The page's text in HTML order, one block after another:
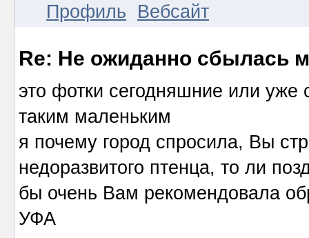
Профиль
Вебсайт
Re: Не ожиданно сбылась
это фотки сегодняшние или уже
таким маленьким
я почему город спросила, Вы
недоразвитого птенца, то ли
бы очень Вам рекомендовала
УФА